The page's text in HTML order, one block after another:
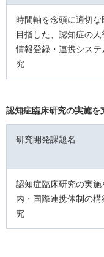
時間軸を念頭に適切な
目指した、認知症の
情報登録・連携シス
究
認知症臨床研究の実施
研究開発課題名
認知症臨床研究の実施
内・国際連携体制の
究